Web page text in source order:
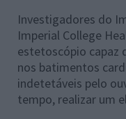
Investigadores do
Imperial College
estetoscópio capaz
nos batimentos
indetetáveis pelo
tempo, realizar um